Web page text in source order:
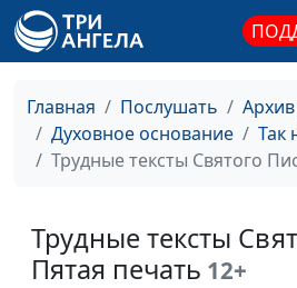
Главная Послушать
Духовное основание
Так
Трудные тексты Святого
Трудные тексты
Пятая печать 12+
Каков Бог?
услышу тебя
Золотое правило
Давид в пещере
Одоллам